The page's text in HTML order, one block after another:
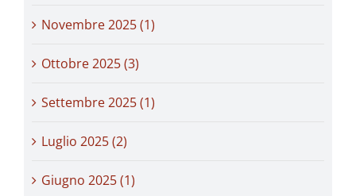
Novembre 2025 (1)
Ottobre 2025 (3)
Settembre 2025 (1)
Luglio 2025 (2)
Giugno 2025 (1)